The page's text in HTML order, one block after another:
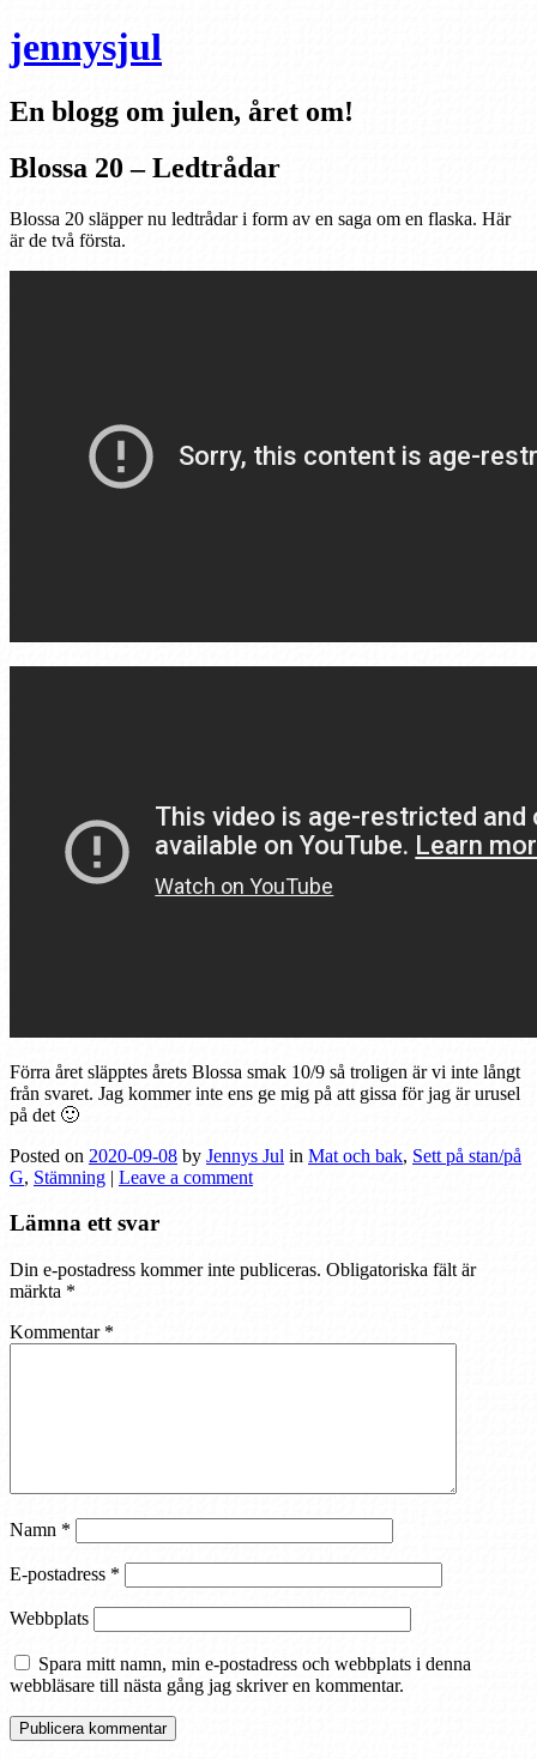
jennysjul
En blogg om julen, året om!
Blossa 20 – Ledtrådar
Blossa 20 släpper nu ledtrådar i form av en saga om en flaska. Här
är de två första.
Förra året släpptes årets Blossa smak 10/9 så troligen är vi inte långt
från svaret. Jag kommer inte ens ge mig på att gissa för jag är urusel
på det 🙂
Posted on 2020-09-08 by Jennys Jul in Mat och bak, Sett på stan/på
G, Stämning | Leave a comment
Lämna ett svar
Din e-postadress kommer inte publiceras. Obligatoriska fält är
märkta *
Kommentar *
Namn *
E-postadress *
Webbplats
Spara mitt namn, min e-postadress och webbplats i denna
webbläsare till nästa gång jag skriver en kommentar.